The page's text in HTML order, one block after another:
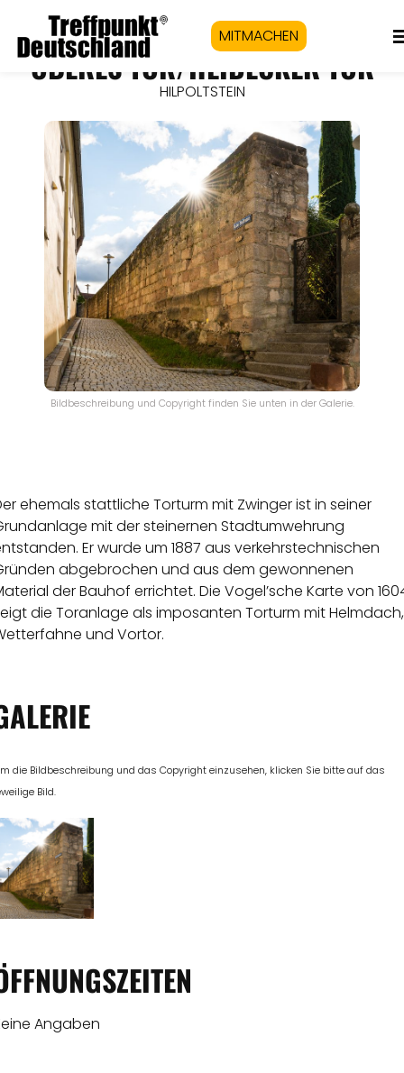
MITMACHEN
OBERES TOR/HEIDECKER TOR
HILPOLTSTEIN
Bildbeschreibung und Copyright finden Sie unten in der Galerie.
ehemals stattliche Torturm mit Zwinger ist in seiner
mit der steinernen Stadtumwehrung
Er wurde um 1887 aus verkehrstechnischen
abgebrochen und aus dem gewonnenen
der Bauhof errichtet. Die Vogel’sche Karte von
die Toranlage als imposanten Torturm mit Helmdach,
und Vortor.
die Bildbeschreibung und das Copyright einzusehen, klicken Sie bitte auf das
Bild.
Angaben